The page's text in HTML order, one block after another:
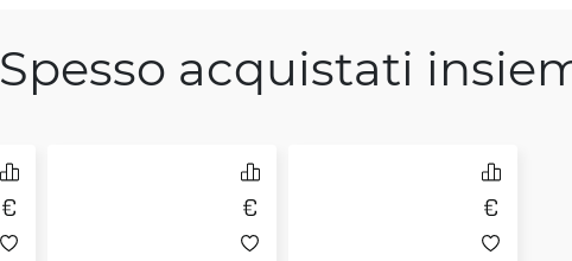
Spesso acquistati